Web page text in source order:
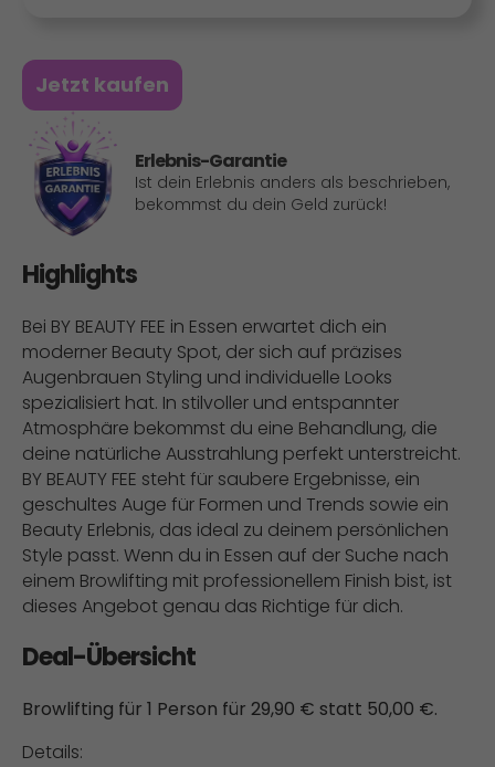
Jetzt kaufen
Erlebnis-Garantie
Ist dein Erlebnis anders als beschrieben,
bekommst du dein Geld zurück!
Highlights
Bei BY BEAUTY FEE in Essen erwartet dich ein
moderner Beauty Spot, der sich auf präzises
Augenbrauen Styling und individuelle Looks
spezialisiert hat. In stilvoller und entspannter
Atmosphäre bekommst du eine Behandlung, die
deine natürliche Ausstrahlung perfekt unterstreicht.
BY BEAUTY FEE steht für saubere Ergebnisse, ein
geschultes Auge für Formen und Trends sowie ein
Beauty Erlebnis, das ideal zu deinem persönlichen
Style passt. Wenn du in Essen auf der Suche nach
einem Browlifting mit professionellem Finish bist, ist
dieses Angebot genau das Richtige für dich.
Deal-Übersicht
Browlifting für 1 Person für 29,90 € statt 50,00 €.
Details: